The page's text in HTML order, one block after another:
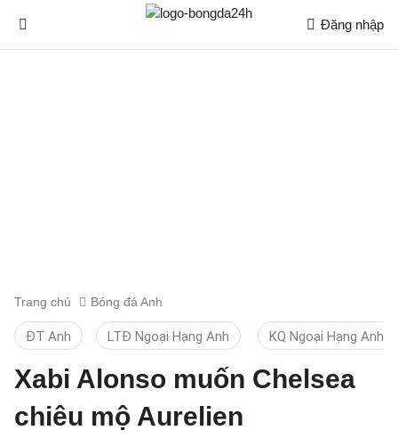
Đăng nhập
Trang chủ Bóng đá Anh
ĐT Anh LTĐ Ngoại Hạng Anh KQ Ngoại Hạng Anh
Xabi Alonso muốn Chelsea
chiêu mộ Aurelien